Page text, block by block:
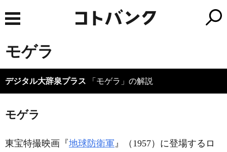
モゲラ
デジタル大辞泉プラス 「モゲラ」の解説
モゲラ
東宝特撮映画『地球防衛軍』（1957）に登場するロ